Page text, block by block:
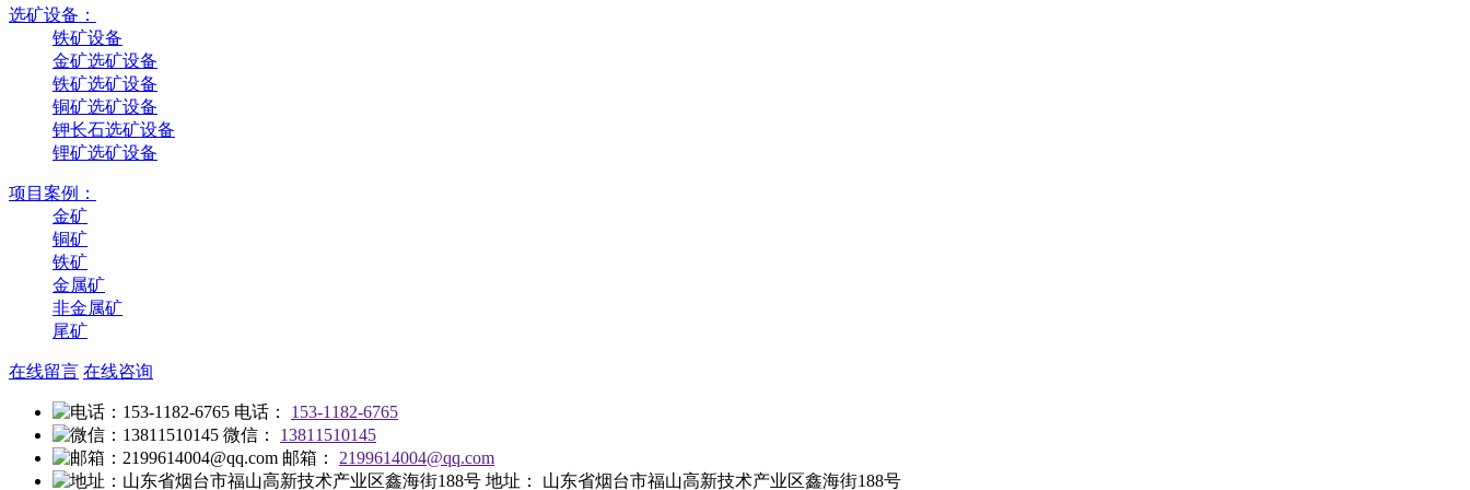
选矿设备：
铁矿设备
金矿选矿设备
铁矿选矿设备
铜矿选矿设备
钾长石选矿设备
锂矿选矿设备
项目案例：
金矿
铜矿
铁矿
金属矿
非金属矿
尾矿
在线留言 在线咨询
电话：
153-1182-6765
微信：
13811510145
邮箱：
2199614004@qq.com
地址：
山东省烟台市福山高新技术产业区鑫海街188号